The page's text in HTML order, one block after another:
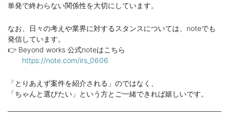
単発で終わらない関係性を大切にしています。
なお、日々の考えや業界に対するスタンスについては、noteでも
発信しています。
👉 Beyond works 公式noteはこちら
https://note.com/irs_0606
「とりあえず案件を紹介される」のではなく、
「ちゃんと選びたい」という方とご一緒できれば嬉しいです。